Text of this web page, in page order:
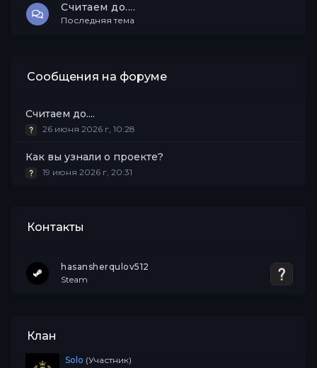
Считаем до....
Последняя тема
Сообщения на форуме
Считаем до....
26 июня 2026 г, 10:28
Как вы узнали о проекте?
19 июня 2026 г, 20:31
Контакты
hasansherqulov512
Steam
Клан
Solo (Участник)